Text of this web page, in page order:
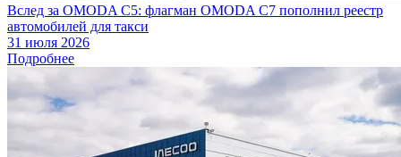
Вслед за OMODA C5: флагман OMODA C7 пополнил реестр
автомобилей для такси
31 июля 2026
Подробнее